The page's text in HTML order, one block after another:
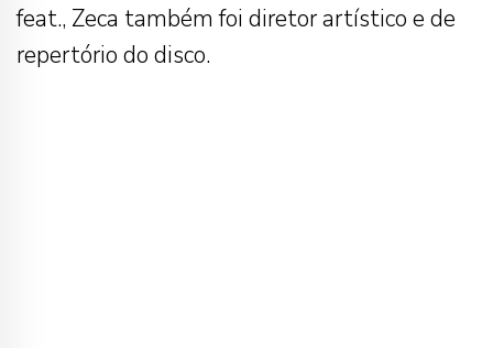
feat., Zeca também foi diretor artístico e de
repertório do disco.